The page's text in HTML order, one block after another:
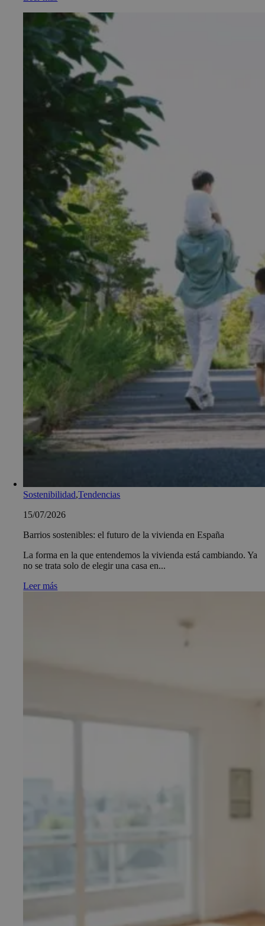
Sostenibilidad,Tendencias
15/07/2026
Barrios sostenibles: el futuro de la vivienda en España
La forma en la que entendemos la vivienda está cambiando. Ya
no se trata solo de elegir una casa en...
Leer más